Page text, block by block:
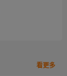
看更多